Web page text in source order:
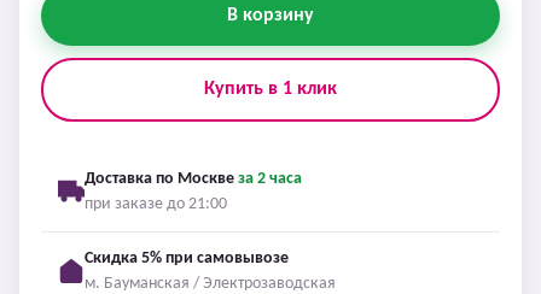
В корзину
Купить в 1 клик
Доставка по Москве за 2 часа
при заказе до 21:00
Скидка 5% при самовывозе
м. Бауманская / Электрозаводская